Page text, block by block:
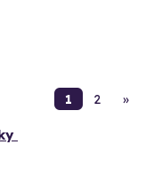
1 2 »